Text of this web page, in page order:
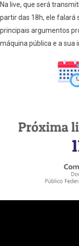
Na live, que será
partir das 18h, ele falará
principais argumentos
máquina pública e a sua